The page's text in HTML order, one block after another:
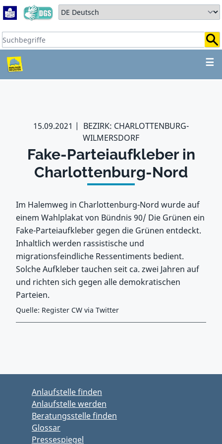
Zum Hauptbereich springen
Zum Hauptmenü springen
Sprache auswählen:
Suchbegriffe:
☰
ZUM HAUPTBEREICH
15.09.2021
BEZIRK: CHARLOTTENBURG-
WILMERSDORF
Fake-Parteiaufkleber in
Charlottenburg-Nord
Im Halemweg in Charlottenburg-Nord wurde auf
einem Wahlplakat von Bündnis 90/ Die Grünen ein
Fake-Parteiaufkleber gegen die Grünen entdeckt.
Inhaltlich werden rassistische und
migrationsfeindliche Ressentiments bedient.
Solche Aufkleber tauchen seit ca. zwei Jahren auf
und richten sich gegen alle demokratischen
Parteien.
Quelle: Register CW via Twitter
Anlaufstelle finden
Anlaufstelle werden
Beratungsstelle finden
Glossar
Pressespiegel